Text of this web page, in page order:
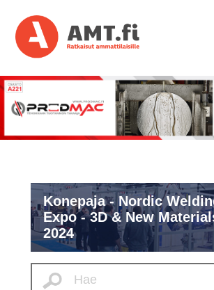
Konepaja - Nordic
Expo - 3D & New
2024